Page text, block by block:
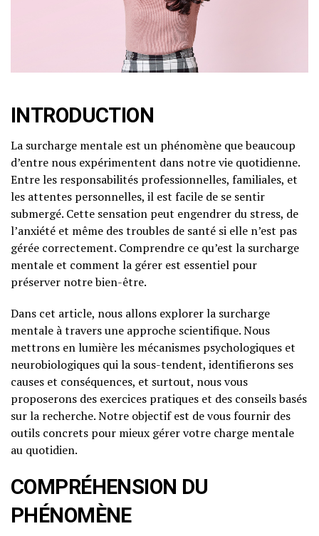
INTRODUCTION
La surcharge mentale est un phénomène que beaucoup
d’entre nous expérimentent dans notre vie quotidienne.
Entre les responsabilités professionnelles, familiales, et
les attentes personnelles, il est facile de se sentir
submergé. Cette sensation peut engendrer du stress, de
l’anxiété et même des troubles de santé si elle n’est pas
gérée correctement. Comprendre ce qu’est la surcharge
mentale et comment la gérer est essentiel pour
préserver notre bien-être.
Dans cet article, nous allons explorer la surcharge
mentale à travers une approche scientifique. Nous
mettrons en lumière les mécanismes psychologiques et
neurobiologiques qui la sous-tendent, identifierons ses
causes et conséquences, et surtout, nous vous
proposerons des exercices pratiques et des conseils basés
sur la recherche. Notre objectif est de vous fournir des
outils concrets pour mieux gérer votre charge mentale
au quotidien.
COMPRÉHENSION DU
PHÉNOMÈNE